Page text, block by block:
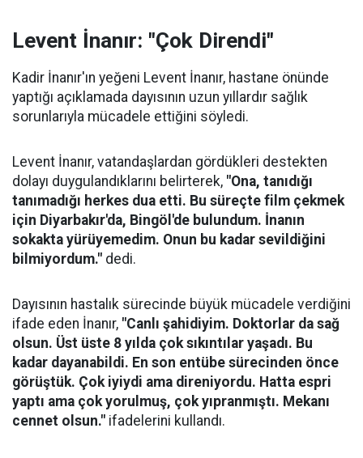
Levent İnanır: "Çok Direndi"
Kadir İnanır'ın yeğeni Levent İnanır, hastane önünde
yaptığı açıklamada dayısının uzun yıllardır sağlık
sorunlarıyla mücadele ettiğini söyledi.
Levent İnanır, vatandaşlardan gördükleri destekten
dolayı duygulandıklarını belirterek, "Ona, tanıdığı
tanımadığı herkes dua etti. Bu süreçte film çekmek
için Diyarbakır'da, Bingöl'de bulundum. İnanın
sokakta yürüyemedim. Onun bu kadar sevildiğini
bilmiyordum." dedi.
Dayısının hastalık sürecinde büyük mücadele verdiğini
ifade eden İnanır, "Canlı şahidiyim. Doktorlar da sağ
olsun. Üst üste 8 yılda çok sıkıntılar yaşadı. Bu
kadar dayanabildi. En son entübe sürecinden önce
görüştük. Çok iyiydi ama direniyordu. Hatta espri
yaptı ama çok yorulmuş, çok yıpranmıştı. Mekanı
cennet olsun." ifadelerini kullandı.